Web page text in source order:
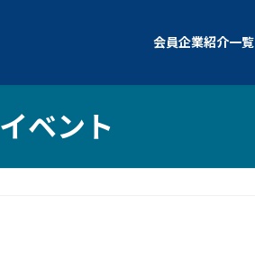
会員企業紹介一覧
イベント